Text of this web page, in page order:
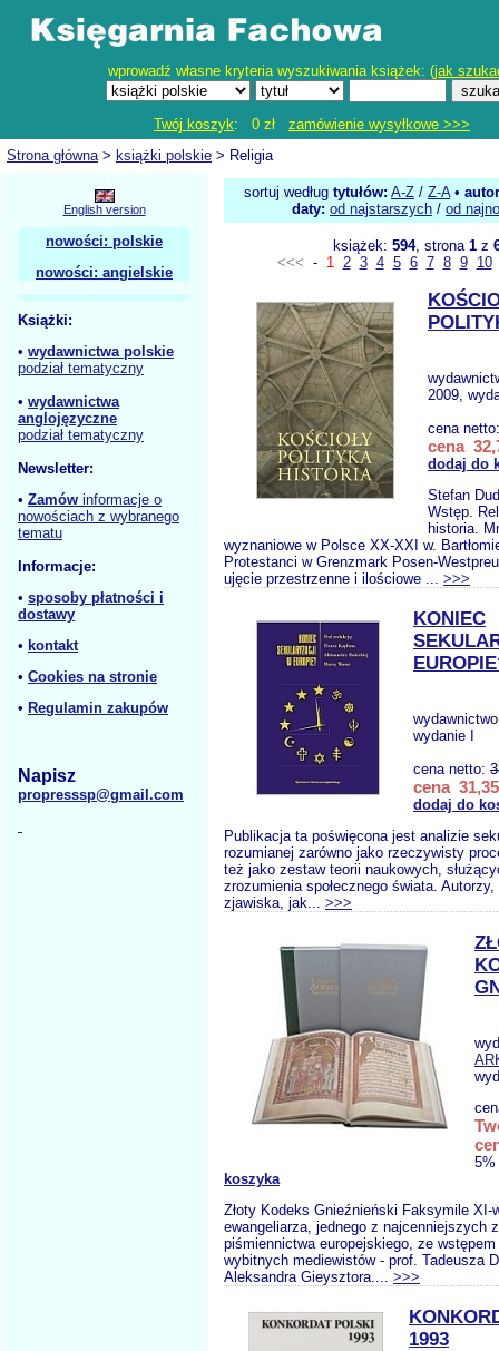
wprowadź własne kryteria wyszukiwania książek: (jak
Twój koszyk: 0 zł zamówienie wysyłkowe >>>
Strona główna> książki polskie > Religia
English version
nowości: polskie
nowości: angielskie
Książki:
• wydawnictwa polskie
podział tematyczny
• wydawnictwa
anglojęzyczne
podział tematyczny
Newsletter:
• Zamów informacje o
nowościach z wybranego
tematu
Informacje:
• sposoby płatności i
dostawy
• kontakt
• Cookies na stronie
• Regulamin zakupów
Napisz
propresssp@gmail.com
sortuj według tytułów: A-Z / Z-A•
daty: od najstarszych / od
książek: 594, strona 1z
<<< - 1 2 3 4 5 6 7 8 9 10
2009,
cena
cena
dodaj do
Stefan
Wstęp.
historia.
wyznaniowe w Polsce XX-XXI w.
Protestanci w Grenzmark Posen-
ujęcie przestrzenne i ilościowe ... >>>
KONIEC
wydanie I
cena netto:
cena 31,35
dodaj do
Publikacja ta poświęcona jest analizie
rozumianej zarówno jako rzeczywisty
też jako zestaw teorii naukowych,
zrozumienia społecznego świata.
zjawiska, jak... >>>
koszyka
Złoty Kodeks Gnieźnieński Faksymile XI-
ewangeliarza, jednego z najcenniejszych
piśmiennictwa europejskiego, ze
wybitnych mediewistów - prof. Tadeusza
Aleksandra Gieysztora.... >>>
1993